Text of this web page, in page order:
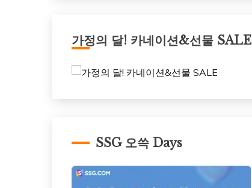
가정의 달! 카네이션&선물 SALE
SSG 오쓱 Days